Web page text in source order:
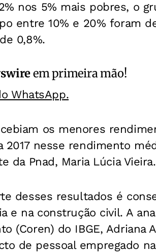
nos 5% mais pobres, o
entre 10% e 20% foram
0,8%.
em primeira mão!
WhatsApp.
os menores
2017 nesse rendimento
da Pnad, Maria Lúcia Vieira.
desses resultados é
e na construção civil. A
(Coren) do IBGE, Adriana
de pessoal empregado